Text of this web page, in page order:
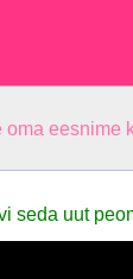
eesnime
seda uut